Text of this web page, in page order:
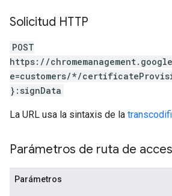
Solicitud HTTP
POST
https://
e=customers/*/
}:signData
La URL usa la sintaxis de la
Parámetros de ruta de
Parámetros